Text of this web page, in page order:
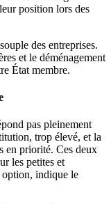
position lors des
des entreprises.
et le déménagement
État membre.
pas pleinement
trop élevé, et la
en priorité. Ces deux
les petites et
option, indique le